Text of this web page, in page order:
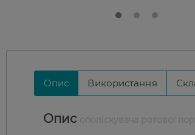
Опис Використання
Опис